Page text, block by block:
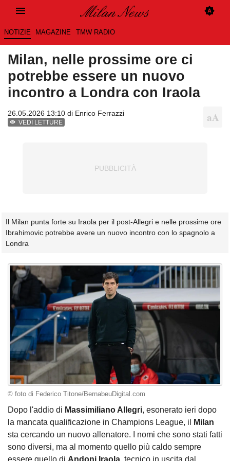
NOTIZIE MAGAZINE TMW RADIO
Milan, nelle prossime ore ci
potrebbe essere un nuovo
incontro a Londra con Iraola
26.05.2026 13:10 di Enrico Ferrazzi
VEDI LETTURE
Il Milan punta forte su Iraola per il post-Allegri e nelle prossime ore
Ibrahimovic potrebbe avere un nuovo incontro con lo spagnolo a
Londra
© foto di Federico Titone/BernabeuDigital.com
Dopo l'addio di Massimiliano Allegri, esonerato ieri dopo
la mancata qualificazione in Champions League, il
Milan
sta cercando un nuovo allenatore. I nomi che sono stati fatti
sono diversi, ma al momento quello più caldo sempre